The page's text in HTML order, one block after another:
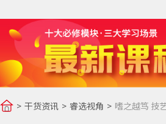
干货资讯 睿选视角 嗜之越笃 技